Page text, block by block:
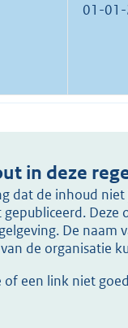
01-
in deze
dat de inhoud
De naam
de organisatie
een link niet